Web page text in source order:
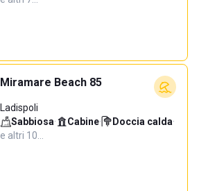
Miramare Beach 85
Ladispoli
Sabbiosa· Cabine· Doccia calda·
e altri 10…